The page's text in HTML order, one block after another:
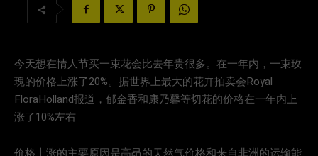
今天想在情人节买一束花会比去年贵很多。在一年内，一束玫
瑰的价格上涨了20%。据世界上最大的花卉拍卖会Royal
FloraHolland报道，郁金香和康乃馨等切花的价格在一年内上
涨了10%左右